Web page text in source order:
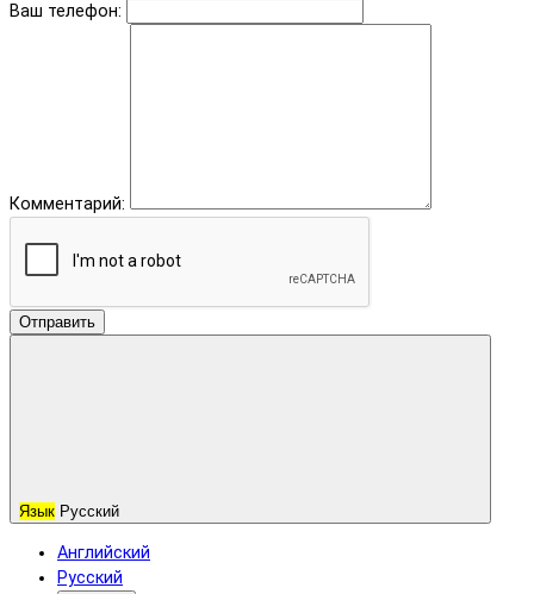
Ваш телефон:
Комментарий:
Отправить
Язык Русский
Английский
Русский